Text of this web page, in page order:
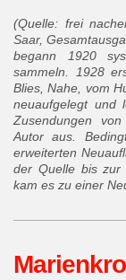
(Quelle: frei
Saar,
begann 1920
sammeln. 1928
Blies, Nahe, vom
neuaufgelegt und
Zusendungen
Autor aus.
erweiterten
der Quelle bis zur
kam es zu einer